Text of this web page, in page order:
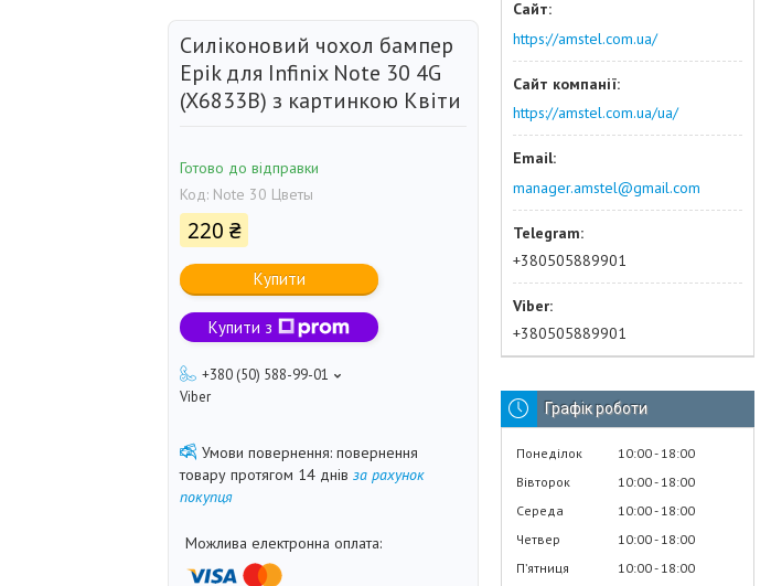
Силіконовий чохол бампер
Epik для Infinix Note 30 4G
(X6833B) з картинкою Квіти
Готово до відправки
Код: Note 30 Цветы
220 ₴
Купити
Купити з
+380 (50) 588-99-01
Viber
повернення
товару протягом 14 днів за рахунок
покупця
https://amstel.com.ua/
https://amstel.com.ua/ua/
manager.amstel@gmail.com
+380505889901
+380505889901
Графік роботи
Понеділок 10:00 18:00
Вівторок
10:00 18:00
Середа
10:00 18:00
Четвер
10:00 18:00
Пʼятниця
10:00 18:00